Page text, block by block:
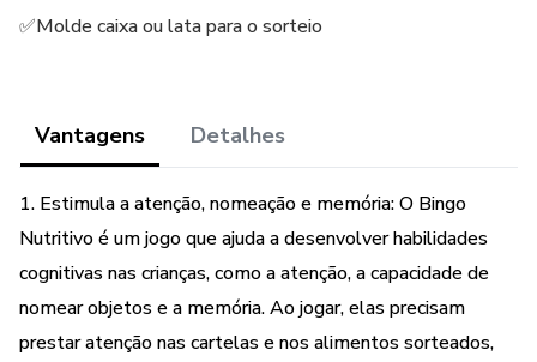
✅Molde caixa ou lata para o sorteio
Vantagens Detalhes
1. Estimula a atenção, nomeação e memória: O Bingo
Nutritivo é um jogo que ajuda a desenvolver habilidades
cognitivas nas crianças, como a atenção, a capacidade de
nomear objetos e a memória. Ao jogar, elas precisam
prestar atenção nas cartelas e nos alimentos sorteados,